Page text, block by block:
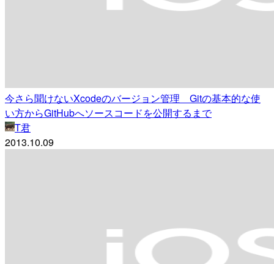
今さら聞けないXcodeのバージョン管理 Gitの基本的な使
い方からGitHubへソースコードを公開するまで
T君
2013.10.09